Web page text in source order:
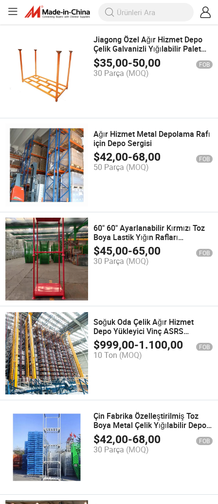
Jiagong Özel Ağır Hizmet Depo
Çelik Galvanizli Yığılabilir Palet
Depolama Rafı, Çıkarılabilir Direk
ile
$35,00-50,00 FOB
30 Parça (MOQ)
Ağır Hizmet Metal Depolama Rafı
için Depo Sergisi
$42,00-68,00 FOB
50 Parça (MOQ)
60" 60" Ayarlanabilir Kırmızı Toz
Boya Lastik Yığın Rafları
Taşınabilir Depo Yığın Paleti Yığın
Rafı
$45,00-65,00 FOB
30 Parça (MOQ)
Soğuk Oda Çelik Ağır Hizmet
Depo Yükleyici Vinç ASRS
Otomatik Depolama Raf Sistemi
Palet Rafı ASRS
$999,00-1.100,00 FOB
10 Ton (MOQ)
Çin Fabrika Özelleştirilmiş Toz
Boya Metal Çelik Yığılabilir Depo
Kamyonu Deposu TBR Rulo
Kumaş Lastik Rafları
$42,00-68,00 FOB
30 Parça (MOQ)